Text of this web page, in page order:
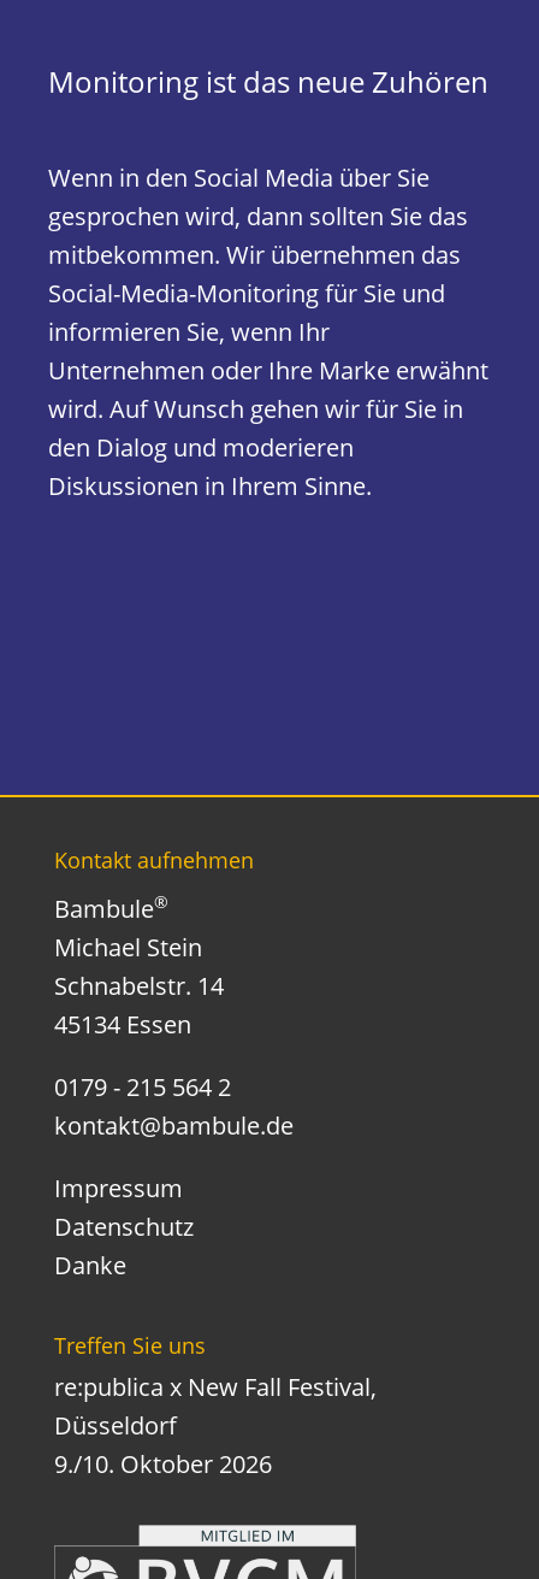
Monitoring ist das neue Zuhören
Wenn in den Social Media über Sie
gesprochen wird, dann sollten Sie das
mitbekommen. Wir übernehmen das
Social-Media-Monitoring für Sie und
informieren Sie, wenn Ihr
Unternehmen oder Ihre Marke erwähnt
wird. Auf Wunsch gehen wir für Sie in
den Dialog und moderieren
Diskussionen in Ihrem Sinne.
Kontakt aufnehmen
Bambule®
Michael Stein
Schnabelstr. 14
45134 Essen
0179 - 215 564 2
kontakt@bambule.de
Impressum
Datenschutz
Danke
Treffen Sie uns
re:publica x New Fall Festival,
Düsseldorf
9./10. Oktober 2026